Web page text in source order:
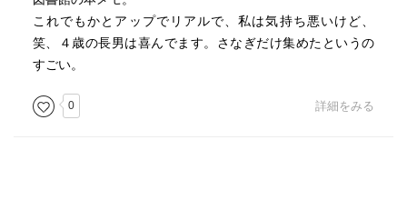
これでもかとアップでリアルで、私は気持ち悪いけど、
笑、４歳の長男は喜んでます。さなぎだけ集めたというの
すごい。
0 詳細をみる